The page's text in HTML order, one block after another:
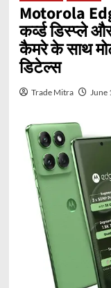
Motorola
कर्व्ड डिस्प्ले
कैमरे के साथ
डिटेल्स
Trade Mitra June